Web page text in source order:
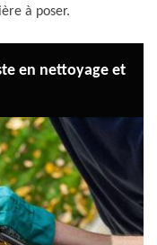
à poser.
en nettoyage et